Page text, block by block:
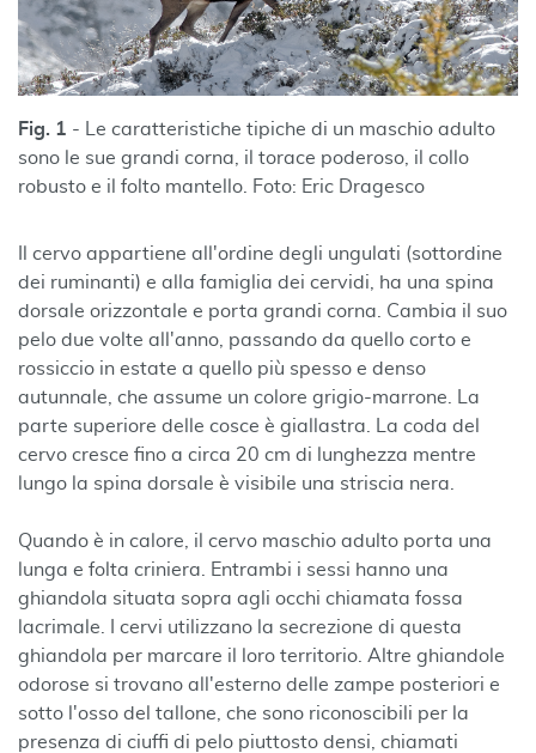
Fig. 1 - Le caratteristiche tipiche di un maschio adulto
sono le sue grandi corna, il torace poderoso, il collo
robusto e il folto mantello. Foto: Eric Dragesco
Il cervo appartiene all'ordine degli ungulati (sottordine
dei ruminanti) e alla famiglia dei cervidi, ha una spina
dorsale orizzontale e porta grandi corna. Cambia il suo
pelo due volte all'anno, passando da quello corto e
rossiccio in estate a quello più spesso e denso
autunnale, che assume un colore grigio-marrone. La
parte superiore delle cosce è giallastra. La coda del
cervo cresce fino a circa 20 cm di lunghezza mentre
lungo la spina dorsale è visibile una striscia nera.
Quando è in calore, il cervo maschio adulto porta una
lunga e folta criniera. Entrambi i sessi hanno una
ghiandola situata sopra agli occhi chiamata fossa
lacrimale. I cervi utilizzano la secrezione di questa
ghiandola per marcare il loro territorio. Altre ghiandole
odorose si trovano all'esterno delle zampe posteriori e
sotto l'osso del tallone, che sono riconoscibili per la
presenza di ciuffi di pelo piuttosto densi, chiamati